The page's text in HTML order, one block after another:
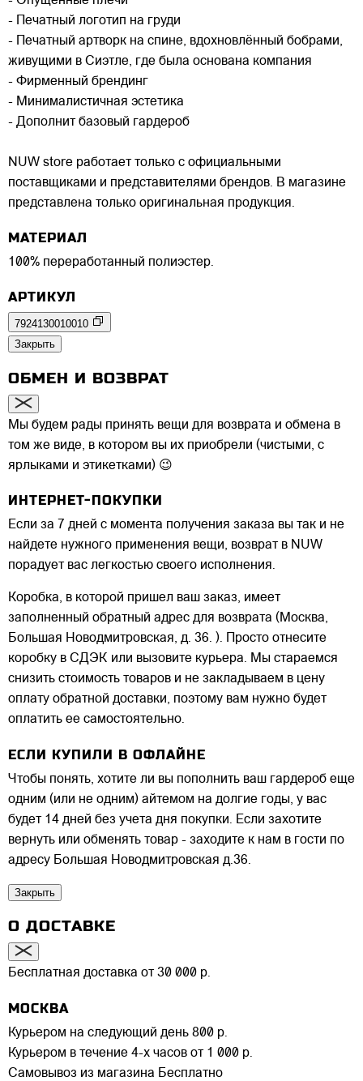
- Печатный логотип на груди
- Печатный артворк на спине, вдохновлённый бобрами,
живущими в Сиэтле, где была основана компания
- Фирменный брендинг
- Минималистичная эстетика
- Дополнит базовый гардероб
NUW store работает только с официальными
поставщиками и представителями брендов. В магазине
представлена только оригинальная продукция.
МАТЕРИАЛ
100% переработанный полиэстер.
АРТИКУЛ
7924130010010
Закрыть
ОБМЕН И ВОЗВРАТ
Мы будем рады принять вещи для возврата и обмена в
том же виде, в котором вы их приобрели (чистыми, с
ярлыками и этикетками) 😉
ИНТЕРНЕТ-ПОКУПКИ
Если за 7 дней с момента получения заказа вы так и не
найдете нужного применения вещи, возврат в NUW
порадует вас легкостью своего исполнения.
Коробка, в которой пришел ваш заказ, имеет
заполненный обратный адрес для возврата (Москва,
Большая Новодмитровская, д. 36. ). Просто отнесите
коробку в СДЭК или вызовите курьера. Мы стараемся
снизить стоимость товаров и не закладываем в цену
оплату обратной доставки, поэтому вам нужно будет
оплатить ее самостоятельно.
ЕСЛИ КУПИЛИ В ОФЛАЙНЕ
Чтобы понять, хотите ли вы пополнить ваш гардероб еще
одним (или не одним) айтемом на долгие годы, у вас
будет 14 дней без учета дня покупки. Если захотите
вернуть или обменять товар - заходите к нам в гости по
адресу Большая Новодмитровская д.36.
Закрыть
О ДОСТАВКЕ
Бесплатная доставка от 30 000 р.
МОСКВА
Курьером на следующий день 800 р.
Курьером в течение 4-х часов от 1 000 р.
Самовывоз из магазина Бесплатно